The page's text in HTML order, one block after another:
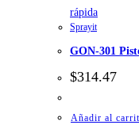
rápida
Sprayit
GON-301
$314.47
Añadir al